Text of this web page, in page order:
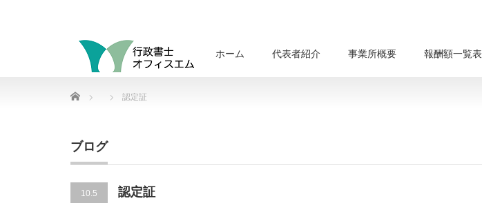
ホーム 代表者紹介 事業所概要 報酬額一覧表
Home 認定証
ブログ
10.5
認定証